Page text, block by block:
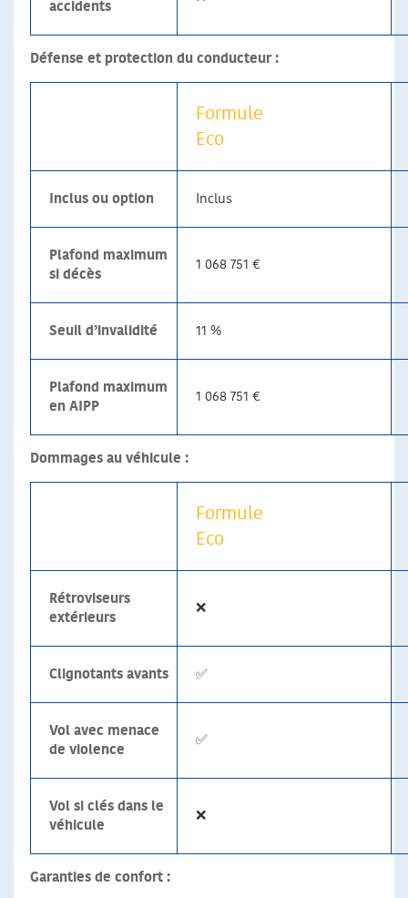
accidents
Défense et protection du conducteur :
Formule
Eco
Inclus ou option Inclus
Plafond maximum
si décès
1 068 751 €
Seuil d’invalidité 11 %
Plafond maximum
en AIPP
1 068 751 €
Dommages au véhicule :
Formule
Eco
Rétroviseurs
extérieurs
❌
Clignotants avants ✅
Vol avec menace
de violence
✅
Vol si clés dans le
véhicule
❌
Garanties de confort :